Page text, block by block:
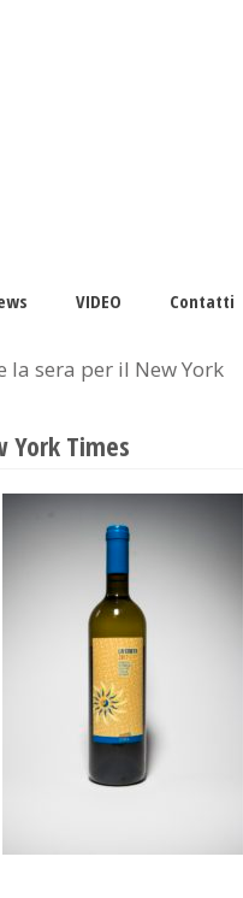
VIDEO Contatti
la sera per il New York
York Times